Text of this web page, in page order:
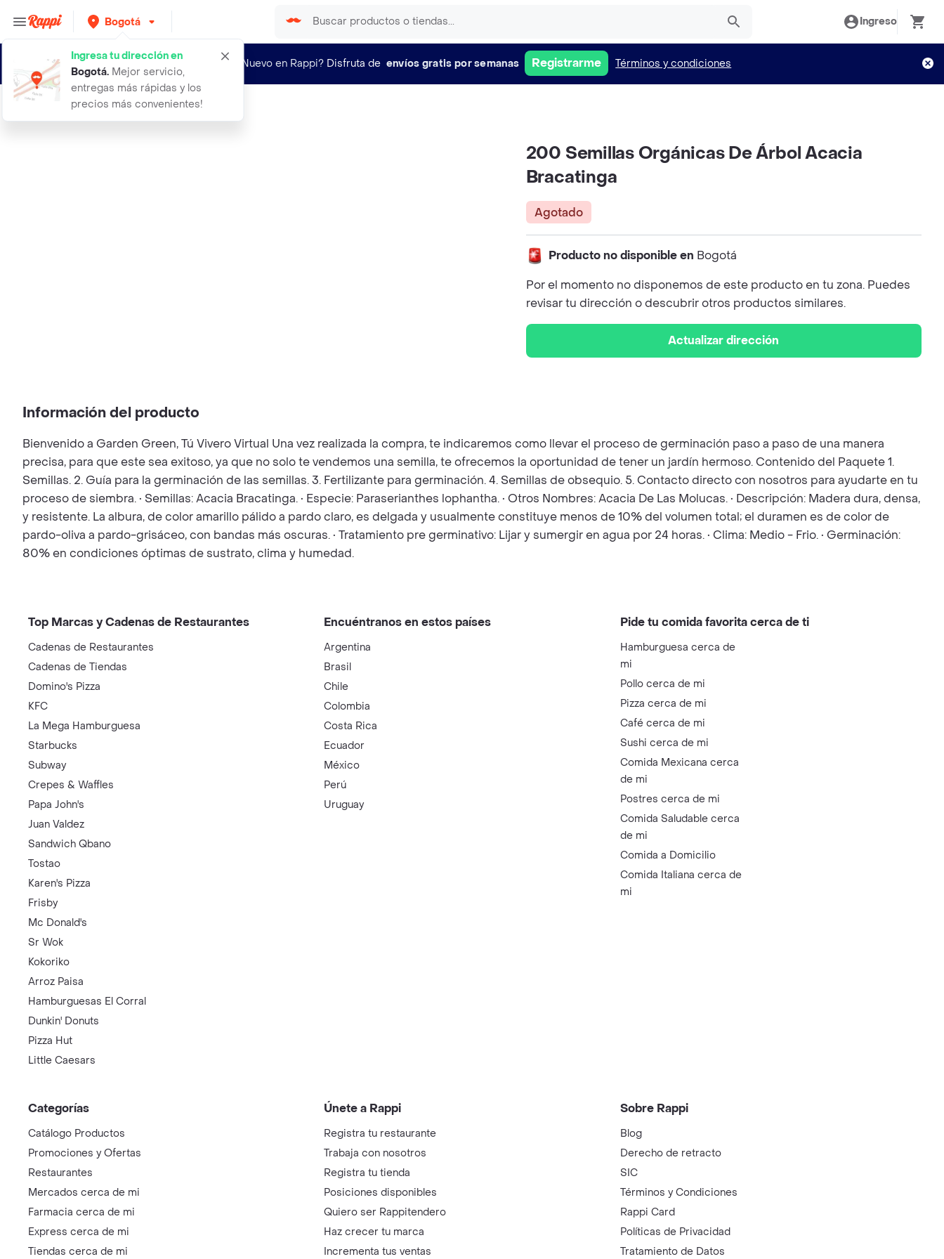
Bogotá
Ingresa tu dirección en
Bogotá. Mejor servicio,
entregas más rápidas y los
precios más convenientes!
Ingreso
¿Nuevo en Rappi? Disfruta de envíos gratis por semanas Registrarme Términos y condiciones
200 semillas organicas de arbol aca
200 Semillas Orgánicas De Árbol Acacia
Bracatinga
Agotado
Producto no disponible en Bogotá
Por el momento no disponemos de este producto en tu zona. Puedes
revisar tu dirección o descubrir otros productos similares.
Actualizar dirección
Información del producto
Bienvenido a Garden Green, Tú Vivero Virtual Una vez realizada la compra, te indicaremos como llevar el proceso de germinación paso a paso de una manera
precisa, para que este sea exitoso, ya que no solo te vendemos una semilla, te ofrecemos la oportunidad de tener un jardín hermoso. Contenido del Paquete 1.
Semillas. 2. Guía para la germinación de las semillas. 3. Fertilizante para germinación. 4. Semillas de obsequio. 5. Contacto directo con nosotros para ayudarte en tu
proceso de siembra. • Semillas: Acacia Bracatinga. • Especie: Paraserianthes lophantha. • Otros Nombres: Acacia De Las Molucas. • Descripción: Madera dura, densa,
y resistente. La albura, de color amarillo pálido a pardo claro, es delgada y usualmente constituye menos de 10% del volumen total; el duramen es de color de
pardo-oliva a pardo-grisáceo, con bandas más oscuras. • Tratamiento pre germinativo: Lijar y sumergir en agua por 24 horas. • Clima: Medio - Frio. • Germinación:
80% en condiciones óptimas de sustrato, clima y humedad.
Top Marcas y Cadenas de Restaurantes
Cadenas de Restaurantes
Cadenas de Tiendas
Domino's Pizza
KFC
La Mega Hamburguesa
Starbucks
Subway
Crepes & Waffles
Papa John's
Juan Valdez
Sandwich Qbano
Tostao
Karen's Pizza
Frisby
Mc Donald's
Sr Wok
Kokoriko
Arroz Paisa
Hamburguesas El Corral
Dunkin' Donuts
Pizza Hut
Little Caesars
Encuéntranos en estos países
Argentina
Brasil
Chile
Colombia
Costa Rica
Ecuador
México
Perú
Uruguay
Pide tu comida favorita cerca de ti
Hamburguesa cerca de
mi
Pollo cerca de mi
Pizza cerca de mi
Café cerca de mi
Sushi cerca de mi
Comida Mexicana cerca
de mi
Postres cerca de mi
Comida Saludable cerca
de mi
Comida a Domicilio
Comida Italiana cerca de
mi
Categorías
Catálogo Productos
Promociones y Ofertas
Restaurantes
Mercados cerca de mi
Farmacia cerca de mi
Express cerca de mi
Tiendas cerca de mi
Únete a Rappi
Registra tu restaurante
Trabaja con nosotros
Registra tu tienda
Posiciones disponibles
Quiero ser Rappitendero
Haz crecer tu marca
Incrementa tus ventas
Sobre Rappi
Blog
Derecho de retracto
SIC
Términos y Condiciones
Rappi Card
Políticas de Privacidad
Tratamiento de Datos